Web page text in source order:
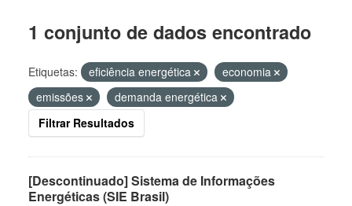
1 conjunto de dados encontrado
Etiquetas: eficiência energética
economia
emissões
demanda energética
Filtrar Resultados
[Descontinuado] Sistema de Informações
Energéticas (SIE Brasil)